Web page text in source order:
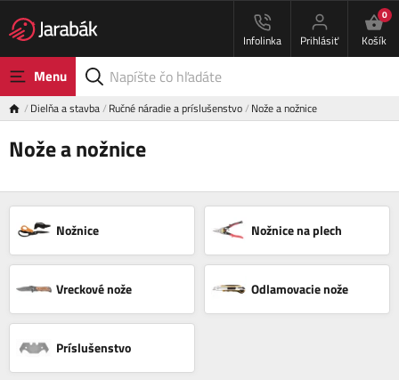
Infolinka Prihlásiť
0
Košík
Menu
Dielňa a stavba Ručné náradie a príslušenstvo Nože a nožnice
Nože a nožnice
Nožnice Nožnice na plech
Vreckové nože Odlamovacie nože
Príslušenstvo